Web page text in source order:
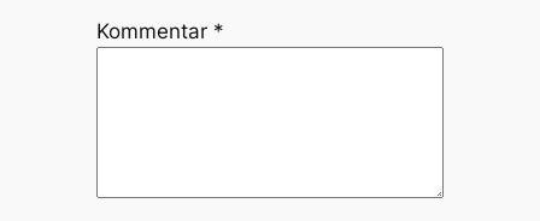
Kommentar *